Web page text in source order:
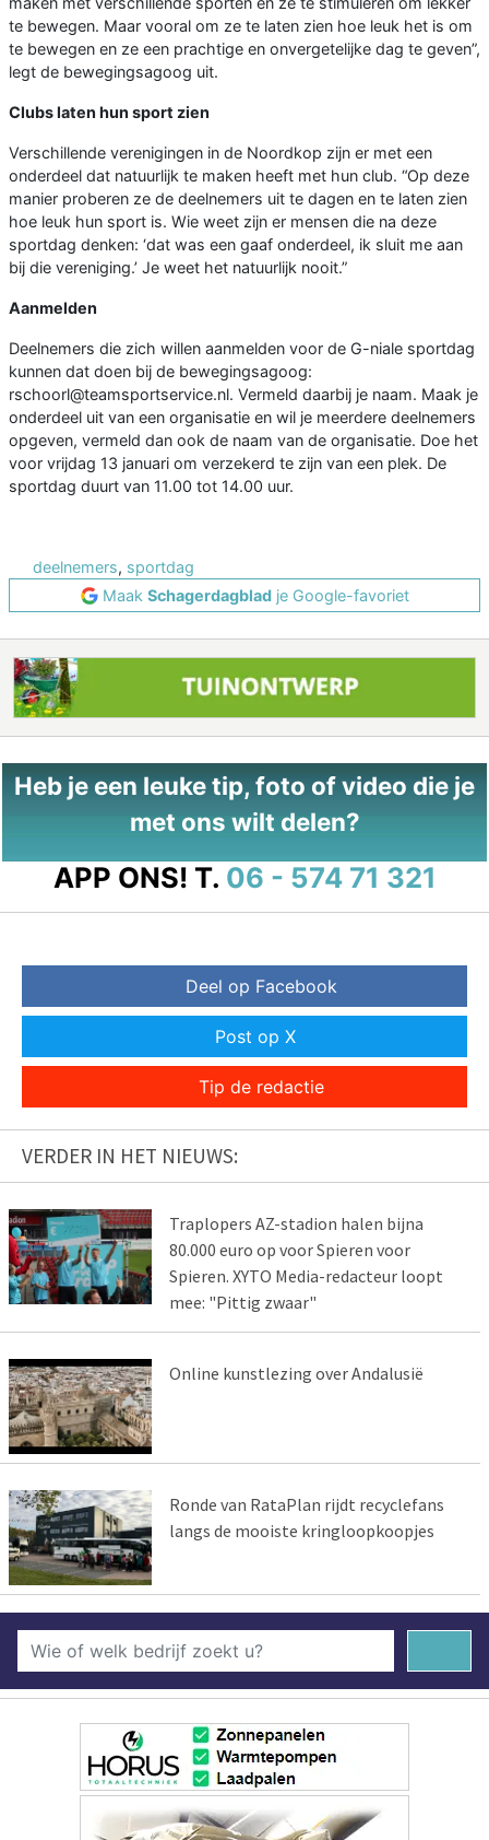
te bewegen. Maar vooral om ze te laten zien hoe leuk het is om
te bewegen en ze een prachtige en onvergetelijke dag te geven”,
legt de bewegingsagoog uit.
Clubs laten hun sport zien
Verschillende verenigingen in de Noordkop zijn er met een
onderdeel dat natuurlijk te maken heeft met hun club. “Op deze
manier proberen ze de deelnemers uit te dagen en te laten zien
hoe leuk hun sport is. Wie weet zijn er mensen die na deze
sportdag denken: ‘dat was een gaaf onderdeel, ik sluit me aan
bij die vereniging.’ Je weet het natuurlijk nooit.”
Aanmelden
Deelnemers die zich willen aanmelden voor de G-niale sportdag
kunnen dat doen bij de bewegingsagoog:
rschoorl@teamsportservice.nl. Vermeld daarbij je naam. Maak je
onderdeel uit van een organisatie en wil je meerdere deelnemers
opgeven, vermeld dan ook de naam van de organisatie. Doe het
voor vrijdag 13 januari om verzekerd te zijn van een plek. De
sportdag duurt van 11.00 tot 14.00 uur.
deelnemers, sportdag
Maak Schagerdagbladje Google-favoriet
Heb je een leuke tip, foto of video die je
met ons wilt delen?
APP ONS! T. 06 - 574 71 321
Deel op Facebook
Post op X
Tip de redactie
VERDER IN HET NIEUWS:
Traplopers AZ-stadion halen bijna
80.000 euro op voor Spieren voor
Spieren. XYTO Media-redacteur loopt
mee: "Pittig zwaar"
Online kunstlezing over Andalusië
Ronde van RataPlan rijdt recyclefans
langs de mooiste kringloopkoopjes